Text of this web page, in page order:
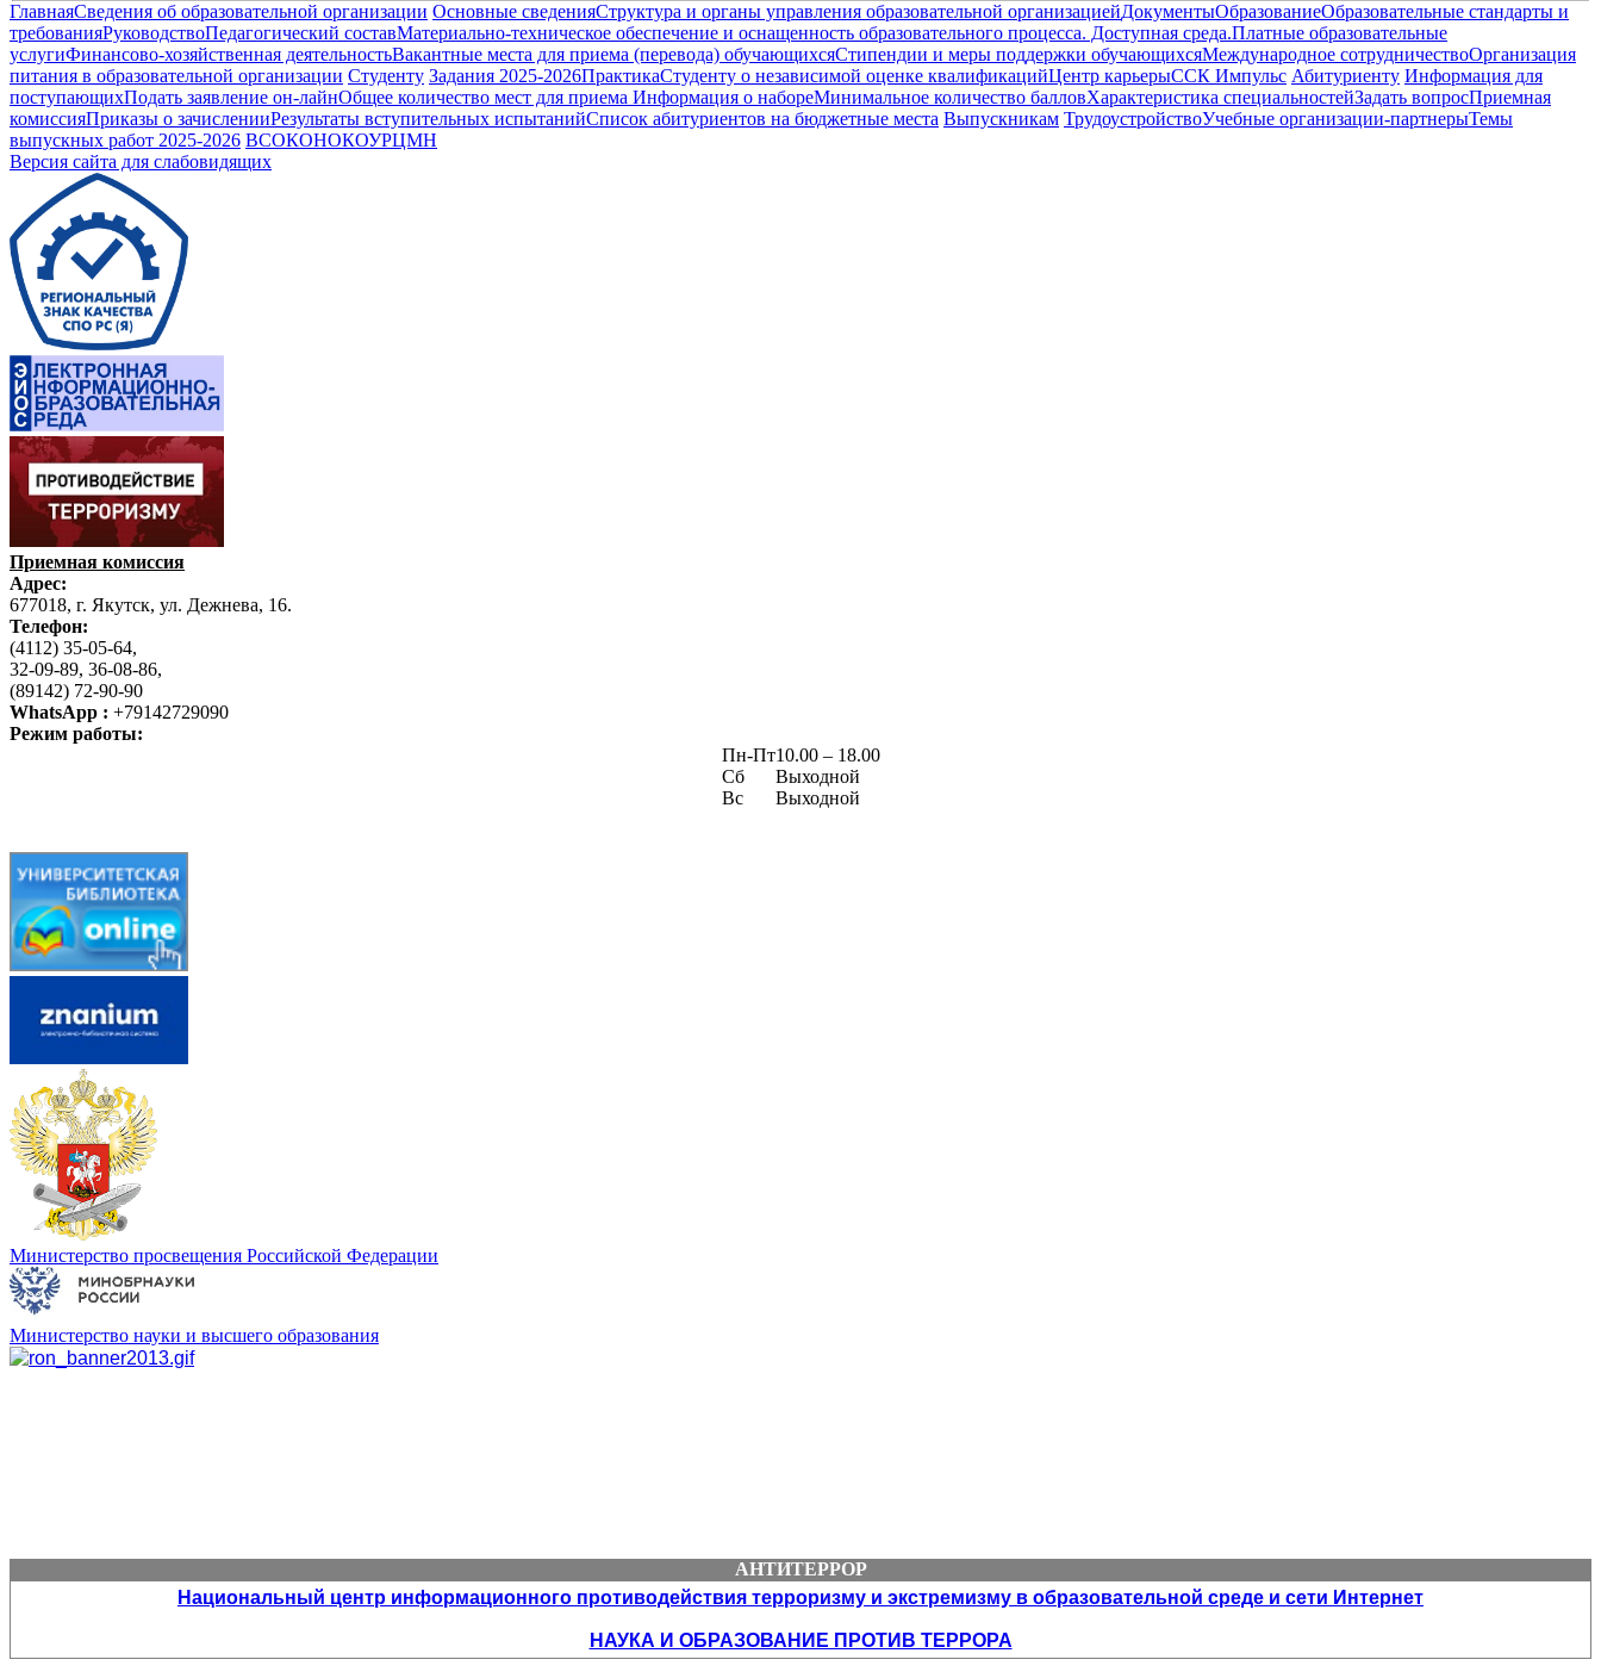
ГлавнаяСведения об образовательной организации Основные сведенияСтруктура и органы управления образовательной организациейДокументыОбразованиеОбразовательные стандарты и
требованияРуководствоПедагогический составМатериально-техническое обеспечение и оснащенность образовательного процесса. Доступная среда.Платные образовательные
услугиФинансово-хозяйственная деятельностьВакантные места для приема (перевода) обучающихсяСтипендии и меры поддержки обучающихсяМеждународное сотрудничествоОрганизация
питания в образовательной организации Студенту Задания 2025-2026ПрактикаСтуденту о независимой оценке квалификацийЦентр карьерыССК Импульс Абитуриенту Информация для
поступающихПодать заявление он-лайнОбщее количество мест для приема Информация о набореМинимальное количество балловХарактеристика специальностейЗадать вопросПриемная
комиссияПриказы о зачисленииРезультаты вступительных испытанийСписок абитуриентов на бюджетные места Выпускникам ТрудоустройствоУчебные организации-партнерыТемы
выпускных работ 2025-2026 ВСОКОНОКОУРЦМН
Версия сайта для слабовидящих
Приемная комиссия
Адрес:
677018, г. Якутск, ул. Дежнева, 16.
Телефон:
(4112) 35-05-64,
32-09-89, 36-08-86,
(89142) 72-90-90
WhatsApp : +79142729090
Режим работы:
Пн-Пт10.00 – 18.00
Сб
Выходной
Вс
Выходной
Министерство просвещения Российской Федерации
Министерство науки и высшего образования
АНТИТЕРРОР
Национальный центр информационного противодействия терроризму и экстремизму в образовательной среде и сети Интернет
НАУКА И ОБРАЗОВАНИЕ ПРОТИВ ТЕРРОРА